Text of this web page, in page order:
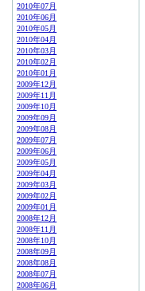
2010年07月
2010年06月
2010年05月
2010年04月
2010年03月
2010年02月
2010年01月
2009年12月
2009年11月
2009年10月
2009年09月
2009年08月
2009年07月
2009年06月
2009年05月
2009年04月
2009年03月
2009年02月
2009年01月
2008年12月
2008年11月
2008年10月
2008年09月
2008年08月
2008年07月
2008年06月